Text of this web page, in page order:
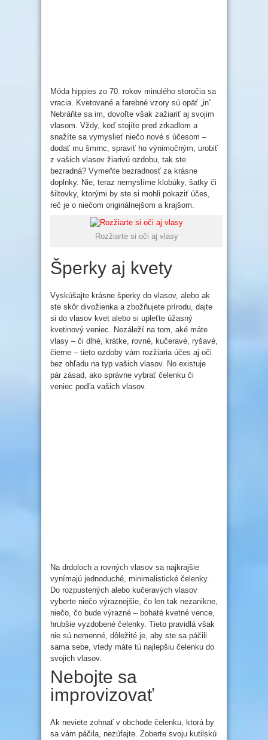
Móda hippies zo 70. rokov minulého storočia sa
vracia. Kvetované a farebné vzory sú opäť „in“.
Nebráňte sa im, dovoľte však zažiariť aj svojim
vlasom. Vždy, keď stojíte pred zrkadlom a
snažíte sa vymyslieť niečo nové s účesom –
dodať mu šmrnc, spraviť ho výnimočným, urobiť
z vašich vlasov žiarivú ozdobu, tak ste
bezradná? Vymeňte bezradnosť za krásne
doplnky. Nie, teraz nemyslíme klobúky, šatky či
šiltovky, ktorými by ste si mohli pokaziť účes,
reč je o niečom originálnejšom a krajšom.
Rozžiarte si oči aj vlasy
Šperky aj kvety
Vyskúšajte krásne šperky do vlasov, alebo ak
ste skôr divožienka a zbožňujete prírodu, dajte
si do vlasov kvet alebo si upleťte úžasný
kvetinový veniec. Nezáleží na tom, aké máte
vlasy – či dlhé, krátke, rovné, kučeravé, ryšavé,
čierne – tieto ozdoby vám rozžiaria účes aj oči
bez ohľadu na typ vašich vlasov. No existuje
pár zásad, ako správne vybrať čelenku či
veniec podľa vašich vlasov.
Na drdoloch a rovných vlasov sa najkrajšie
vynímajú jednoduché, minimalistické čelenky.
Do rozpustených alebo kučeravých vlasov
vyberte niečo výraznejšie, čo len tak nezanikne,
niečo, čo bude výrazné – bohaté kvetné vence,
hrubšie vyzdobené čelenky. Tieto pravidlá však
nie sú nemenné, dôležité je, aby ste sa páčili
sama sebe, vtedy máte tú najlepšiu čelenku do
svojich vlasov.
Nebojte sa
improvizovať
Ak neviete zohnať v obchode čelenku, ktorá by
sa vám páčila, nezúfajte. Zoberte svoju kutilskú